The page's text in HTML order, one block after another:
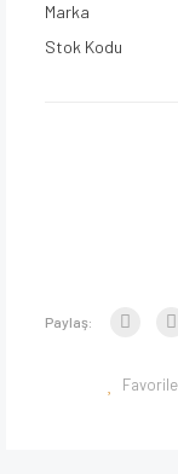
Marka
Stok Kodu
Paylaş: